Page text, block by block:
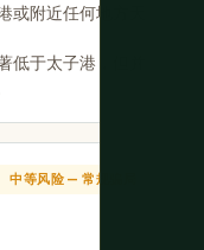
或附近任何地方天
低于太子港，但并
中等风险 — 常规骗局